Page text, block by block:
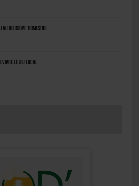
au deuxième trimestre
le jeu local